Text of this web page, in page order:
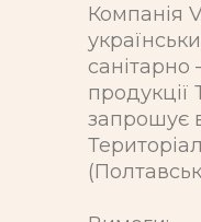
Компанія
санітарно
продукції
запрошує